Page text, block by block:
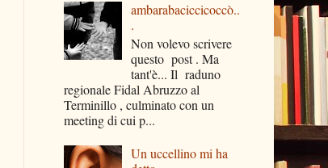
ambarabaciccicoccò..
.
Non volevo scrivere
questo post . Ma
tant'è... Il raduno
regionale Fidal Abruzzo al
Terminillo , culminato con un
meeting di cui p...
Un uccellino mi ha